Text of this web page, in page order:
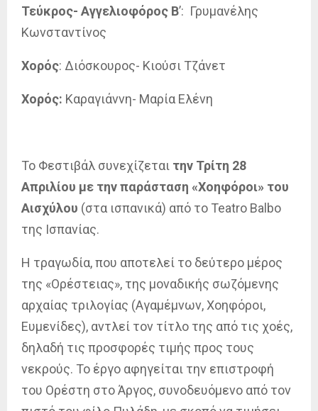
Τεύκρος- Αγγελιοφόρος Β’: Γρυμανέλης
Κωνσταντίνος
Χορός: Διόσκουρος- Κιούσι Τζάνετ
Χορός: Καραγιάννη- Μαρία Ελένη
Το Φεστιβάλ συνεχίζεται την Τρίτη 28
Απριλίου με την παράσταση «Χοηφόροι» του
Αισχύλου (στα ισπανικά) από το Teatro Balbo
της Ισπανίας.
Η τραγωδία, που αποτελεί το δεύτερο μέρος
της «Ορέστειας», της μοναδικής σωζόμενης
αρχαίας τριλογίας (Αγαμέμνων, Χοηφόροι,
Ευμενίδες), αντλεί τον τίτλο της από τις χοές,
δηλαδή τις προσφορές τιμής προς τους
νεκρούς. Το έργο αφηγείται την επιστροφή
του Ορέστη στο Άργος, συνοδευόμενο από τον